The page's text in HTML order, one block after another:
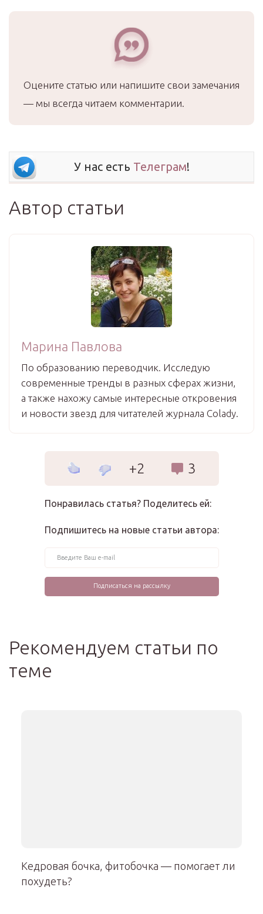
Оцените статью или напишите свои замечания
— мы всегда читаем комментарии.
У нас есть Телеграм!
Автор статьи
Марина Павлова
По образованию переводчик. Исследую
современные тренды в разных сферах жизни,
а также нахожу самые интересные откровения
и новости звезд для читателей журнала Colady.
+2 3
Понравилась статья? Поделитесь ей:
Подпишитесь на новые статьи автора:
Рекомендуем статьи по
теме
Кедровая бочка, фитобочка — помогает ли
похудеть?